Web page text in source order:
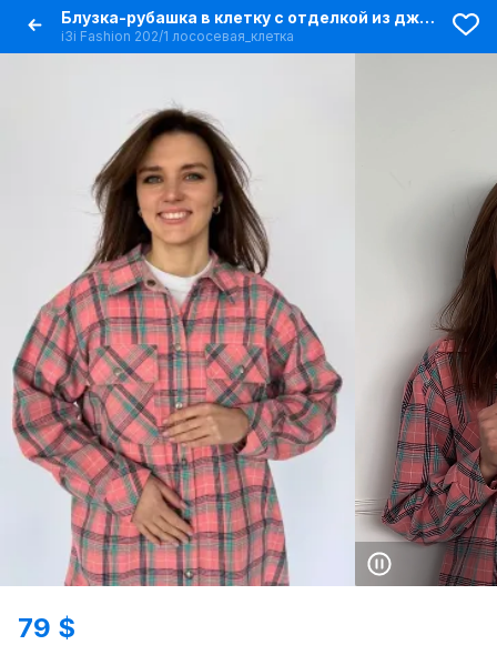
Блузка-рубашка в клетку с отделкой из джинса и карманами
i3i Fashion 202/1 лососевая_клетка
79 $